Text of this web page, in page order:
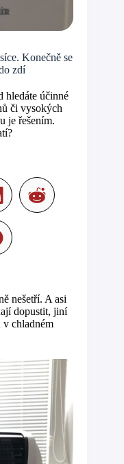
Konečně se
zdí
hledáte účinné
či vysokých
je řešením.
nešetří. A asi
dopustit, jiní
v chladném